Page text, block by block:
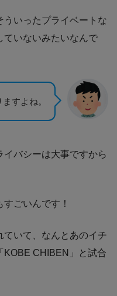
いったプライベートな
ていないみたいなんで
すよね。
バシーは大事ですから
ごいんです！
いて、なんとあのイチ
KOBE CHIBEN」と試合